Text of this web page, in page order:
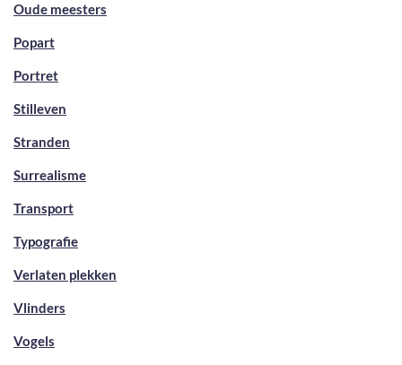
Oude meesters
Popart
Portret
Stilleven
Stranden
Surrealisme
Transport
Typografie
Verlaten plekken
Vlinders
Vogels